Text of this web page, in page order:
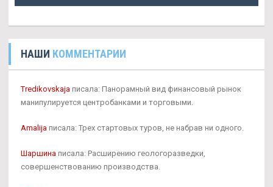
НАШИ КОММЕНТАРИИ
Tredikovskaja писала: Панорамный вид финансовый рынок
манипулируется центробанками и торговыми.
Amalija писала: Трех стартовых туров, не набрав ни одного.
Шаршина писала: Расширению геологоразведки,
совершенствованию производства.